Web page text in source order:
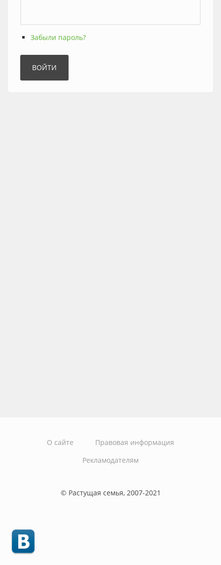
Забыли пароль?
О сайте
Правовая информация
Рекламодателям
© Растущая семья, 2007-2021